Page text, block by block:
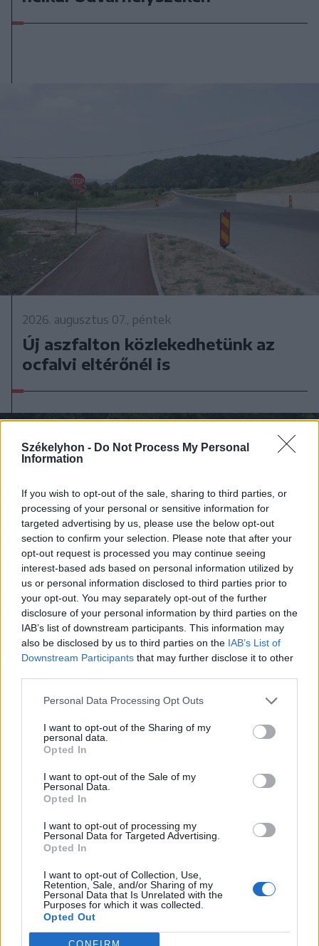
Székelyhon - Do Not Process My Personal
Information
If you wish to opt-out of the sale, sharing to third parties, or
processing of your personal or sensitive information for
targeted advertising by us, please use the below opt-out
section to confirm your selection. Please note that after your
opt-out request is processed you may continue seeing
interest-based ads based on personal information utilized by
us or personal information disclosed to third parties prior to
your opt-out. You may separately opt-out of the further
disclosure of your personal information by third parties on the
IAB’s list of downstream participants. This information may
also be disclosed by us to third parties on the IAB’s List of
Downstream Participants that may further disclose it to other
Personal Data Processing Opt Outs
I want to opt-out of the Sharing of my
personal data.
Opted In
I want to opt-out of the Sale of my
Personal Data.
Opted In
I want to opt-out of processing my
Personal Data for Targeted Advertising.
Opted In
I want to opt-out of Collection, Use,
Retention, Sale, and/or Sharing of my
Personal Data that Is Unrelated with the
Purposes for which it was collected.
Opted Out
2026. augusztus 07., péntek
Új aszfalton közlekedhetünk az
ocfalvi eltérőnél is
2026. augusztus 06., csütörtök
Továbbra sem tudni pontosan,
honnan tör fel a mofettagáz